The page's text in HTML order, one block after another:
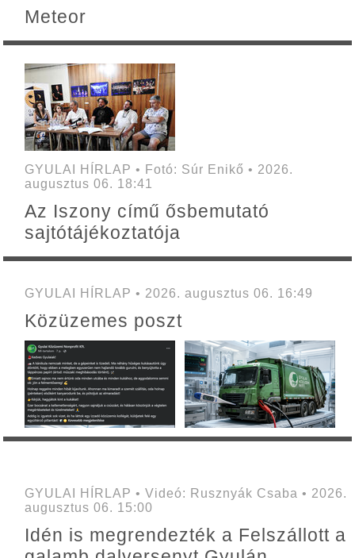
Meteor
GYULAI HÍRLAP • Fotó: Súr Enikő • 2026.
augusztus 06. 18:41
Az Iszony című ősbemutató
sajtótájékoztatója
GYULAI HÍRLAP • 2026. augusztus 06. 16:49
Közüzemes poszt
GYULAI HÍRLAP • Videó: Rusznyák Csaba • 2026.
augusztus 06. 15:00
Idén is megrendezték a Felszállott a